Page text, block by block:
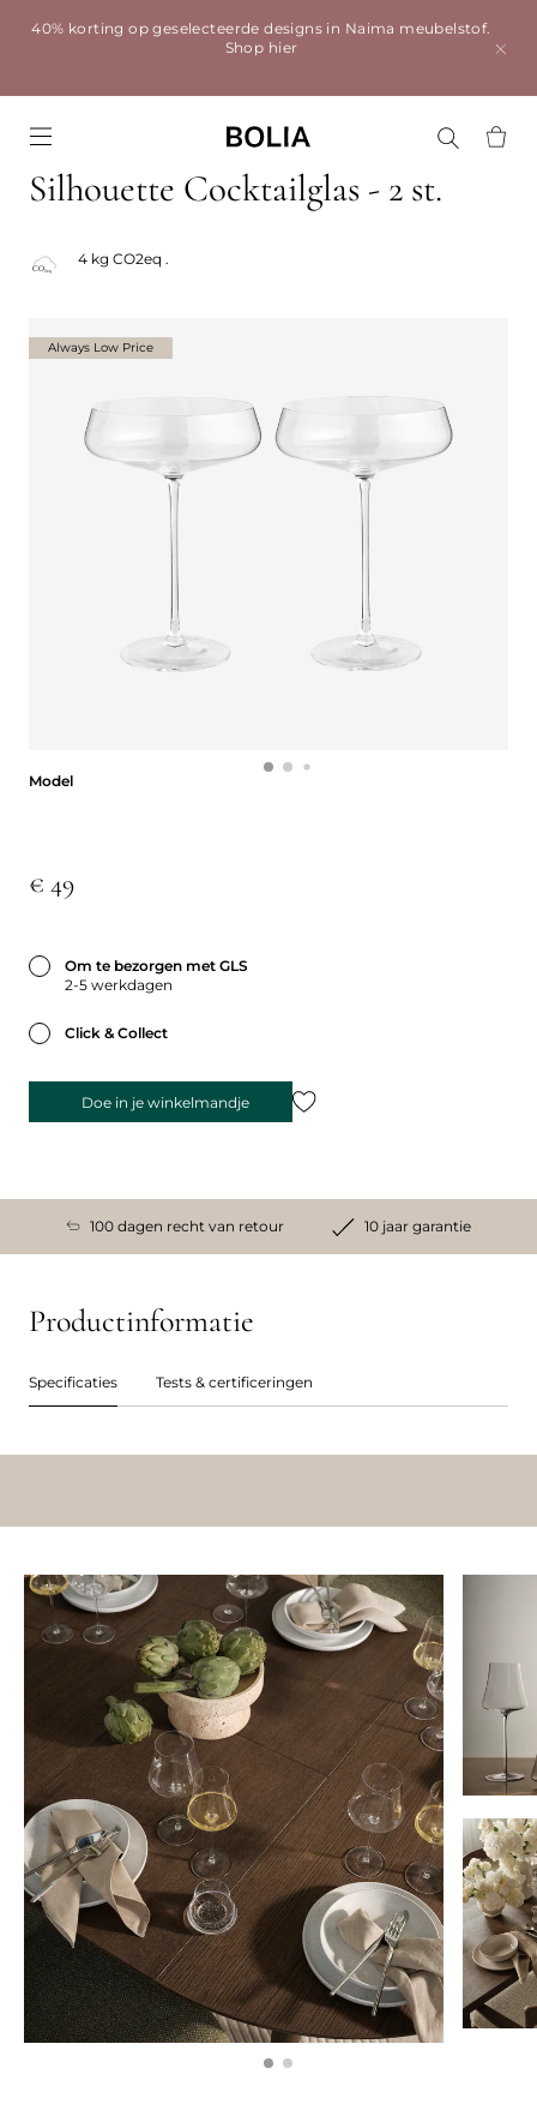
40% korting op geselecteerde designs in Naima meubelstof.
Shop hier
Silhouette Cocktailglas - 2 st.
4 kg CO2eq .
Model
€ 49
Om te bezorgen met GLS
2-5 werkdagen
Click & Collect
Doe in je winkelmandje
Always Low Price
100 dagen recht van retour 10 jaar garantie
Productinformatie
Specificaties Tests & certificeringen